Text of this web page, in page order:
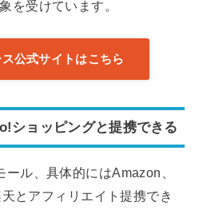
を受けています。
公式サイトはこちら
ショッピングと提携できる
ル、具体的にはAmazon、
とアフィリエイト提携でき